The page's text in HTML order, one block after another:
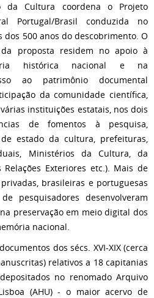
da Cultura coordena o Projeto
Portugal/Brasil conduzida no
dos 500 anos do descobrimento. O
proposta residem no apoio à
histórica nacional e na
ao patrimônio documental
da comunidade científica,
instituições estatais, nos dois
de fomentos à pesquisa,
estado da cultura, prefeituras,
Ministérios da Cultura, da
Exteriores etc.). Mais de
brasileiras e portuguesas
pesquisadores desenvolveram
preservação em meio digital dos
nacional.
dos sécs. XVI-XIX (cerca
relativos a 18 capitanias
no renomado Arquivo
(AHU) - o maior acervo de